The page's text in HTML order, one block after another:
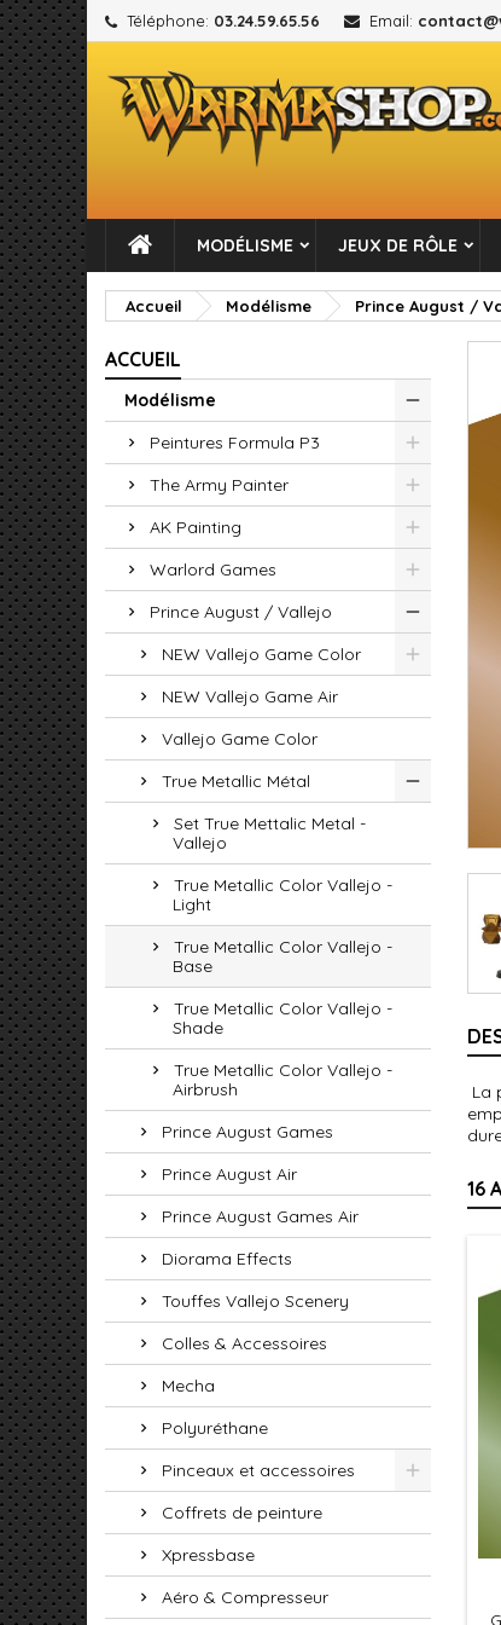
Téléphone: 03.24.59.65.56 Email:
MODÉLISME JEUX DE RÔLE
Accueil Modélisme Prince August /
ACCUEIL
Modélisme
Peintures Formula P3
The Army Painter
AK Painting
Warlord Games
Prince August / Vallejo
NEW Vallejo Game Color
NEW Vallejo Game Air
Vallejo Game Color
True Metallic Métal
Set True Mettalic Metal -
Vallejo
True Metallic Color Vallejo -
Light
True Metallic Color Vallejo -
Base
True Metallic Color Vallejo -
Shade
True Metallic Color Vallejo -
Airbrush
Prince August Games
Prince August Air
Prince August Games Air
Diorama Effects
Touffes Vallejo Scenery
Colles & Accessoires
Mecha
Polyuréthane
Pinceaux et accessoires
Coffrets de peinture
Xpressbase
Aéro & Compresseur
La
16